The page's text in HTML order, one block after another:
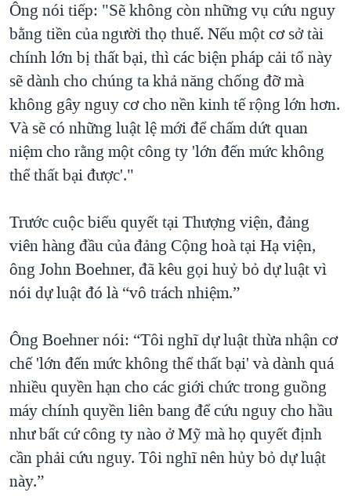
Ông nói tiếp: "Sẽ không còn những vụ cứu nguy
bằng tiền của người thọ thuế. Nếu một cơ sở tài
chính lớn bị thất bại, thì các biện pháp cải tổ này
sẽ dành cho chúng ta khả năng chống đỡ mà
không gây nguy cơ cho nền kinh tế rộng lớn hơn.
Và sẽ có những luật lệ mới để chấm dứt quan
niệm cho rằng một công ty 'lớn đến mức không
thể thất bại được'."
Trước cuộc biểu quyết tại Thượng viện, đảng
viên hàng đầu của đảng Cộng hoà tại Hạ viện,
ông John Boehner, đã kêu gọi huỷ bỏ dự luật vì
nói dự luật đó là “vô trách nhiệm.”
Ông Boehner nói: “Tôi nghĩ dự luật thừa nhận cơ
chế 'lớn đến mức không thể thất bại' và dành quá
nhiều quyền hạn cho các giới chức trong guồng
máy chính quyền liên bang để cứu nguy cho hầu
như bất cứ công ty nào ở Mỹ mà họ quyết định
cần phải cứu nguy. Tôi nghĩ nên hủy bỏ dự luật
này.”